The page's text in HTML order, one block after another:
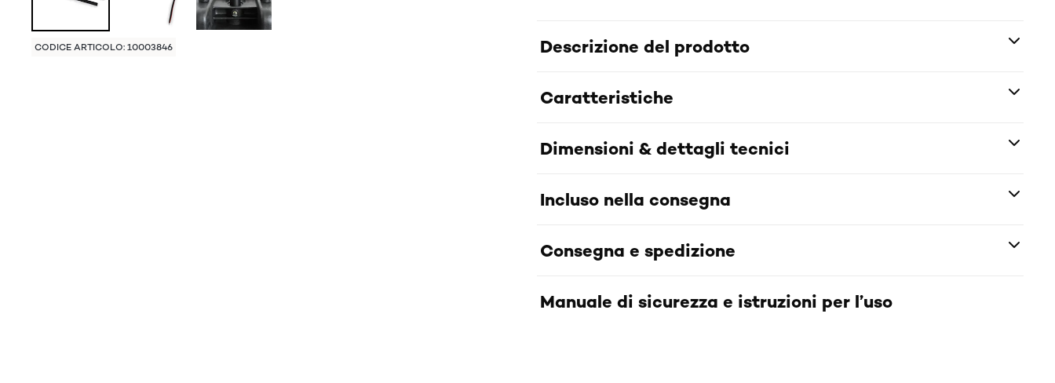
CODICE ARTICOLO: 10003846 Descrizione del prodotto
Caratteristiche
Dimensioni & dettagli tecnici
Incluso nella consegna
Consegna e spedizione
Manuale di sicurezza e istruzioni per l’uso